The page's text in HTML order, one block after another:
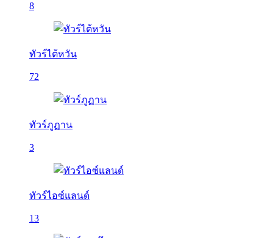
8
ทัวร์ไต้หวัน
72
ทัวร์ภูฏาน
3
ทัวร์ไอซ์แลนด์
13